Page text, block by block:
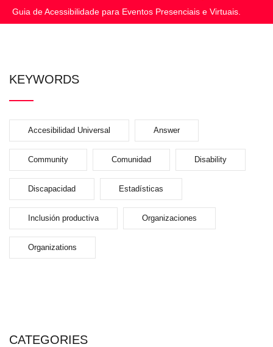
Guia de Acessibilidade para Eventos Presenciais e Virtuais.
KEYWORDS
Accesibilidad Universal Answer
Community Comunidad Disability
Discapacidad Estadísticas
Inclusión productiva Organizaciones
Organizations
CATEGORIES